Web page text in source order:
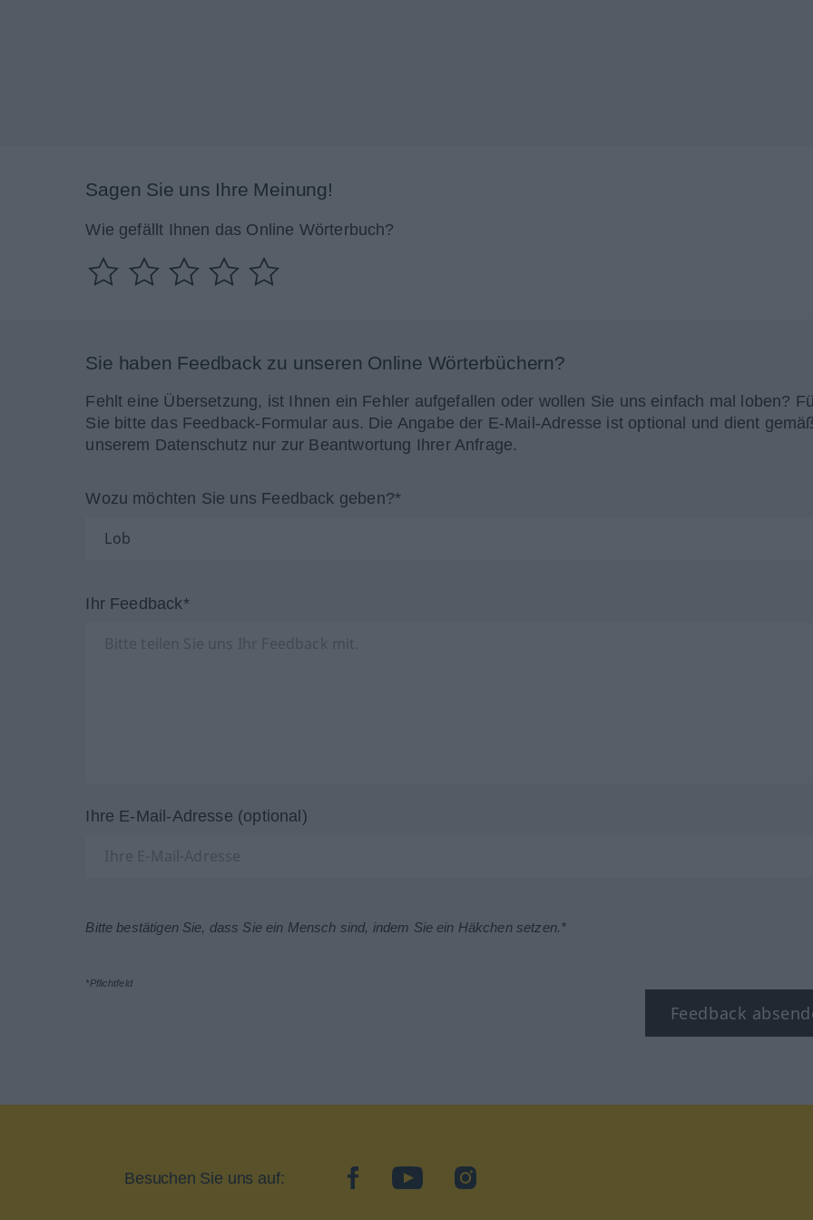
Sagen Sie uns Ihre Meinung!
Wie gefällt Ihnen das Online Wörterbuch?
Sie haben Feedback zu unseren Online Wörterbüchern?
Fehlt eine Übersetzung, ist Ihnen ein Fehler aufgefallen oder wollen Sie uns einfach mal loben?
Sie bitte das Feedback-Formular aus. Die Angabe der E-Mail-Adresse ist optional und dient
unserem Datenschutz nur zur Beantwortung Ihrer Anfrage.
Wozu möchten Sie uns Feedback geben?*
Ihr Feedback*
Ihre E-Mail-Adresse (optional)
Bitte bestätigen Sie, dass Sie ein Mensch sind, indem Sie ein Häkchen setzen.*
*Pflichtfeld
Feedback
Besuchen Sie uns auf: facebookYouTube Instagram